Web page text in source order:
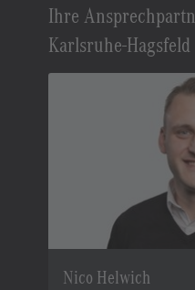
Ihre
Karlsruhe-Hagsfeld
Nico Helwich